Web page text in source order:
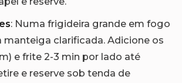
: Numa frigideira grande em fogo
manteiga clarificada. Adicione os
e frite 2-3 min por lado até
e reserve sob tenda de